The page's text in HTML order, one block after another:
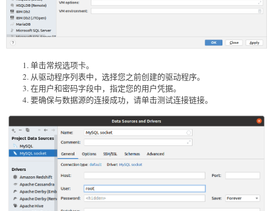
单击常规选项卡。
从驱动程序列表中，选择您之前创建的驱动程序。
在用户和密码字段中，指定您的用户凭据。
要确保与数据源的连接成功，请单击测试连接链接。